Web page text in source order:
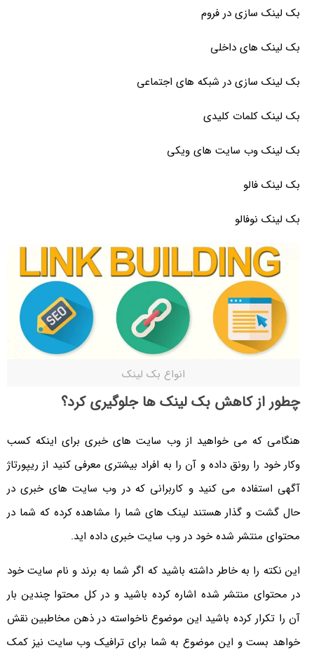
بک لینک سازی در فروم
بک لینک های داخلی
بک لینک سازی در شبکه های اجتماعی
بک لینک کلمات کلیدی
بک لینک وب سایت های ویکی
بک لینک فالو
بک لینک نوفالو
انواع بک لینک
چطور از کاهش بک لینک ها جلوگیری کرد؟
هنگامی که می خواهید از وب سایت های خبری برای اینکه کسب
وکار خود را رونق داده و آن را به افراد بیشتری معرفی کنید از ریپورتاژ
آگهی استفاده می کنید و کاربرانی که در وب سایت های خبری در
حال گشت و گذار هستند لینک های شما را مشاهده کرده که شما در
محتوای منتشر شده خود در وب سایت خبری داده اید.
این نکته را به خاطر داشته باشید که اگر شما به برند و نام سایت خود
در محتوای منتشر شده اشاره کرده باشید و در کل محتوا چندین بار
آن را تکرار کرده باشید این موضوع ناخواسته در ذهن مخاطبین نقش
خواهد بست و این موضوع به شما برای ترافیک وب سایت نیز کمک